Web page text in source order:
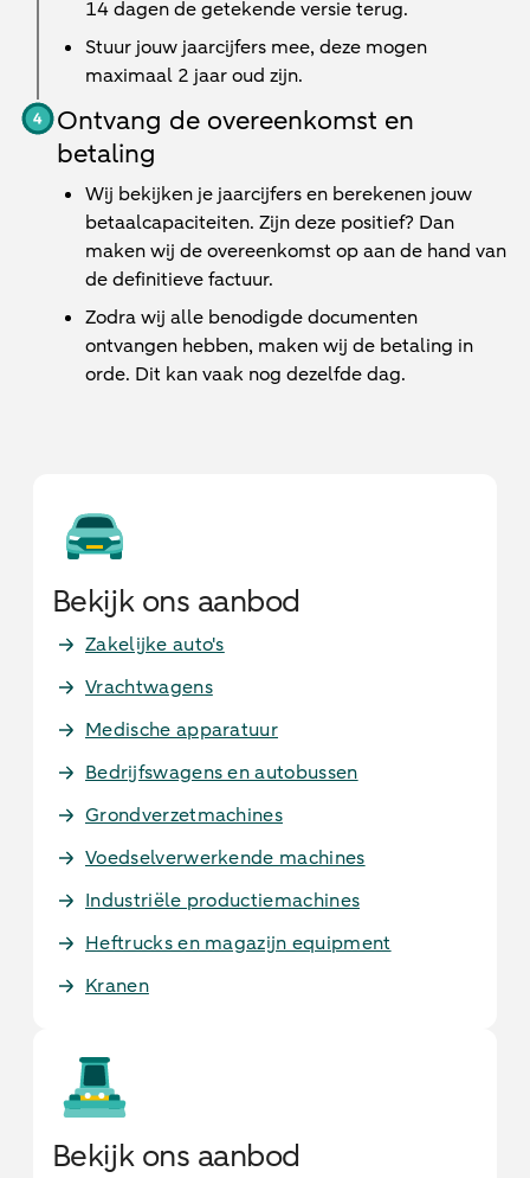
14 dagen de getekende versie terug.
Stuur jouw jaarcijfers mee, deze mogen
maximaal 2 jaar oud zijn.
Ontvang de overeenkomst en
betaling
Wij bekijken je jaarcijfers en berekenen jouw
betaalcapaciteiten. Zijn deze positief? Dan
maken wij de overeenkomst op aan de hand van
de definitieve factuur.
Zodra wij alle benodigde documenten
ontvangen hebben, maken wij de betaling in
orde. Dit kan vaak nog dezelfde dag.
Bekijk ons aanbod
Zakelijke auto's
Vrachtwagens
Medische apparatuur
Bedrijfswagens en autobussen
Grondverzetmachines
Voedselverwerkende machines
Industriële productiemachines
Heftrucks en magazijn equipment
Kranen
Bekijk ons aanbod